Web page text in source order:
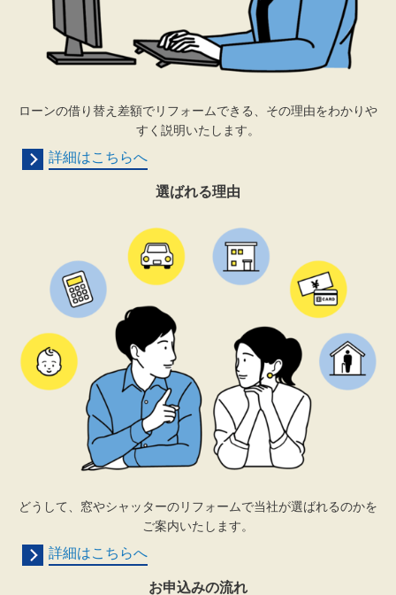
ローンの借り替え差額でリフォームできる、その理由をわかりや
すく説明いたします。
詳細はこちらへ
選ばれる理由
どうして、窓やシャッターのリフォームで当社が選ばれるのかを
ご案内いたします。
詳細はこちらへ
お申込みの流れ